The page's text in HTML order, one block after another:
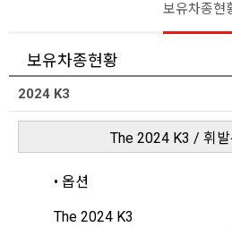
보유차종현
보유차종현황
2024 K3
The 2024 K3 / 휘
• 옵션
The 2024 K3